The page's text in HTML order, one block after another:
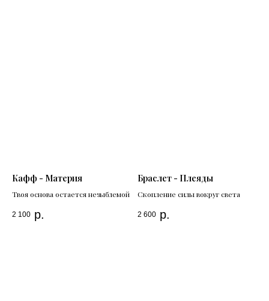
Кафф - Материя
Твоя основа остается незыблемой
2 100 р.
Браслет - Плеяды
Скопление силы вокруг света
2 600 р.